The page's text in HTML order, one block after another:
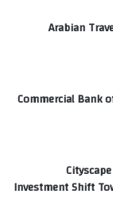
Arabian
Commercial Bank
Investment Shift